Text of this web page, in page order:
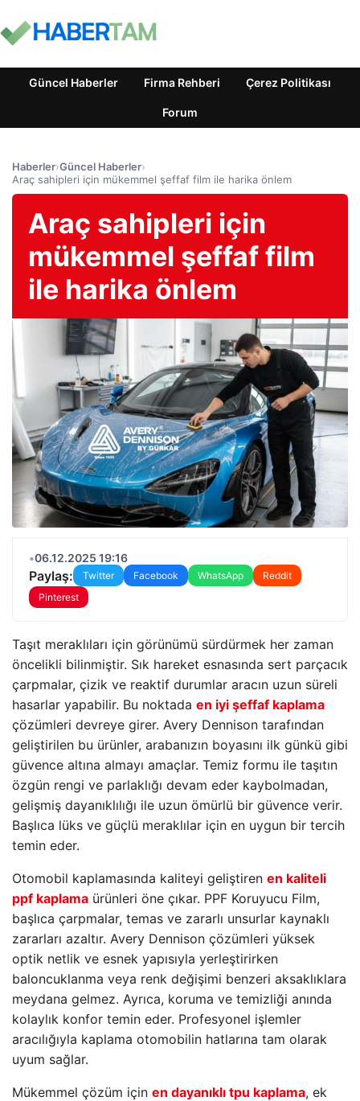
Güncel Haberler Firma Rehberi Çerez Politikası
Forum
Haberler›Güncel Haberler›
Araç sahipleri için mükemmel şeffaf film ile harika önlem
Araç sahipleri için
mükemmel şeffaf film
ile harika önlem
•06.12.2025 19:16
Paylaş: Twitter Facebook WhatsApp
Reddit
Pinterest
Taşıt meraklıları için görünümü sürdürmek her zaman
öncelikli bilinmiştir. Sık hareket esnasında sert parçacık
çarpmalar, çizik ve reaktif durumlar aracın uzun süreli
hasarlar yapabilir. Bu noktada en iyi şeffaf kaplama
çözümleri devreye girer. Avery Dennison tarafından
geliştirilen bu ürünler, arabanızın boyasını ilk günkü gibi
güvence altına almayı amaçlar. Temiz formu ile taşıtın
özgün rengi ve parlaklığı devam eder kaybolmadan,
gelişmiş dayanıklılığı ile uzun ömürlü bir güvence verir.
Başlıca lüks ve güçlü meraklılar için en uygun bir tercih
temin eder.
Otomobil kaplamasında kaliteyi geliştiren en kaliteli
ppf kaplama ürünleri öne çıkar. PPF Koruyucu Film,
başlıca çarpmalar, temas ve zararlı unsurlar kaynaklı
zararları azaltır. Avery Dennison çözümleri yüksek
optik netlik ve esnek yapısıyla yerleştirirken
baloncuklanma veya renk değişimi benzeri aksaklıklara
meydana gelmez. Ayrıca, koruma ve temizliği anında
kolaylık konfor temin eder. Profesyonel işlemler
aracılığıyla kaplama otomobilin hatlarına tam olarak
uyum sağlar.
Mükemmel çözüm için en dayanıklı tpu kaplama, ek